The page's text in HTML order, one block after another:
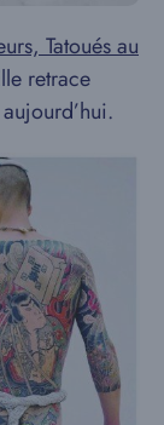
Tatoués au
retrace